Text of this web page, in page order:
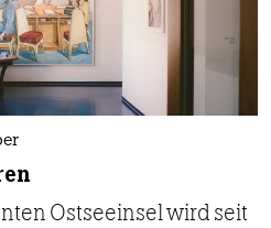
Ostseeinsel wird seit